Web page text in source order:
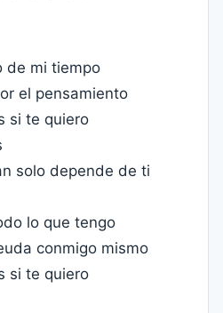
de mi tiempo
el pensamiento
si te quiero
solo depende de ti
lo que tengo
conmigo mismo
si te quiero